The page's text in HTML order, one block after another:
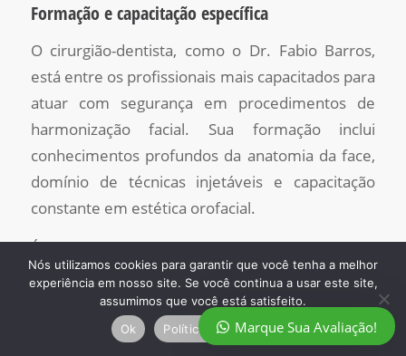
Formação e capacitação específica
O cirurgião-dentista, como o Dr. Fabio Barros,
está entre os profissionais mais capacitados para
atuar com segurança em procedimentos de
harmonização facial. Sua formação inclui
conhecimentos profundos da anatomia da face,
domínio de técnicas injetáveis e capacitação
constante em estética orofacial.
É fundamental, porém, que o profissional seja
especializado, registrado e atue dentro da ética e
da legalidade da profissão.
Por que escolher um especialista em
Marque Sua Avaliação!
Nós utilizamos cookies para garantir que você tenha a melhor
experiência em nosso site. Se você continua a usar este site,
assumimos que você está satisfeito.
Ok
Política de privacidade